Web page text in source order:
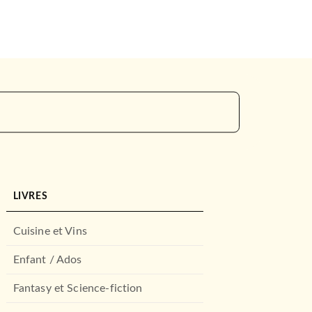
LIVRES
Cuisine et Vins
Enfant / Ados
Fantasy et Science-fiction